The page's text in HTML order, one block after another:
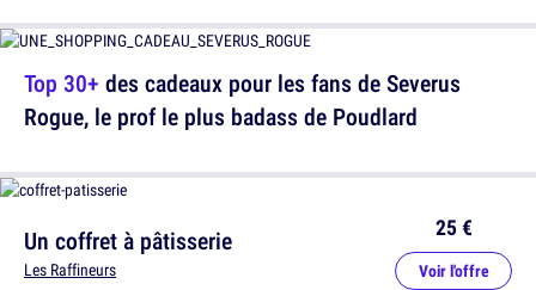
Top 30+ des cadeaux pour les fans de Severus
Rogue, le prof le plus badass de Poudlard
Un coffret à pâtisserie
Les Raffineurs
25 €
Voir l'offre